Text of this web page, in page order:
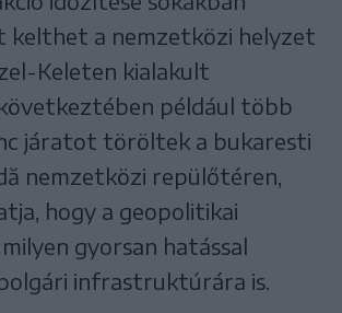
kelthet a nemzetközi helyzet
Keleten kialakult
például több
járatot töröltek a bukaresti
nemzetközi repülőtéren,
hogy a geopolitikai
gyorsan hatással
infrastruktúrára is.